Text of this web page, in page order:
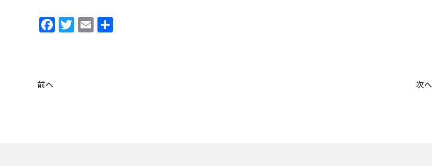
Facebook
Twitter
Email
前へ 次へ